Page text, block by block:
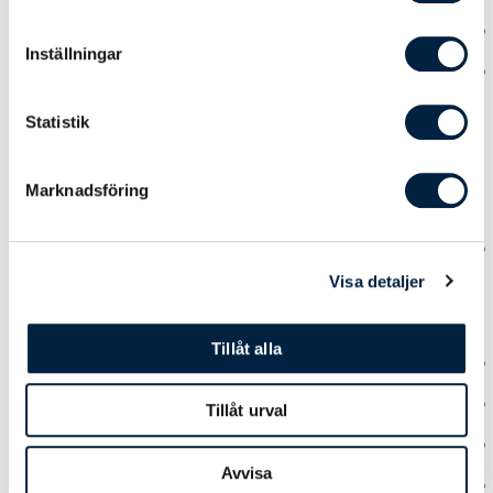
Inställningar
Statistik
Marknadsföring
Visa detaljer
Tillåt alla
Tillåt urval
Avvisa
0,00
0,00 0,00
0,00
Godis - Form
0,00
0,00 0,00
Like 0,00 0,00 0,00 0,00
0,00 0,00